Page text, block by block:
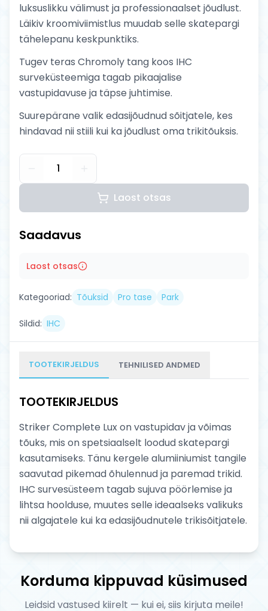
luksuslikku välimust ja professionaalset jõudlust.
Läikiv kroomiviimistlus muudab selle skatepargi
tähelepanu keskpunktiks.
Tugev teras Chromoly tang koos IHC
surveküsteemiga tagab pikaajalise
vastupidavuse ja täpse juhtimise.
Suurepärane valik edasijõudnud sõitjatele, kes
hindavad nii stiili kui ka jõudlust oma trikitõuksis.
1
Laost otsas
Saadavus
Laost otsas
Kategooriad: Tõuksid Pro tase Park
Sildid: IHC
TOOTEKIRJELDUS TEHNILISED ANDMED
TOOTEKIRJELDUS
Striker Complete Lux on vastupidav ja võimas
tõuks, mis on spetsiaalselt loodud skatepargi
kasutamiseks. Tänu kergele alumiiniumist tangile
saavutad pikemad õhulennud ja paremad trikid.
IHC survesüsteem tagab sujuva pöörlemise ja
lihtsa hoolduse, muutes selle ideaalseks valikuks
nii algajatele kui ka edasijõudnutele trikisõitjatele.
Korduma kippuvad küsimused
Leidsid vastused kiirelt — kui ei, siis kirjuta meile!